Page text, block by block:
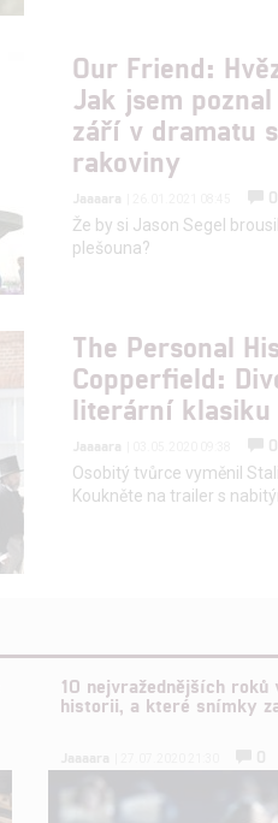
Our Friend:
Jak jsem
září v dramatu
rakoviny
Jaaaara
0
Že by si Jason Segel
plešouna?
The Personal
Copperfield:
literární klasiku
Jaaaara
0
Osobitý tvůrce vyměnil
Koukněte na trailer s
10 nejvražednějších roků
historii, a které snímky